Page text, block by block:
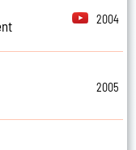
2004
2005